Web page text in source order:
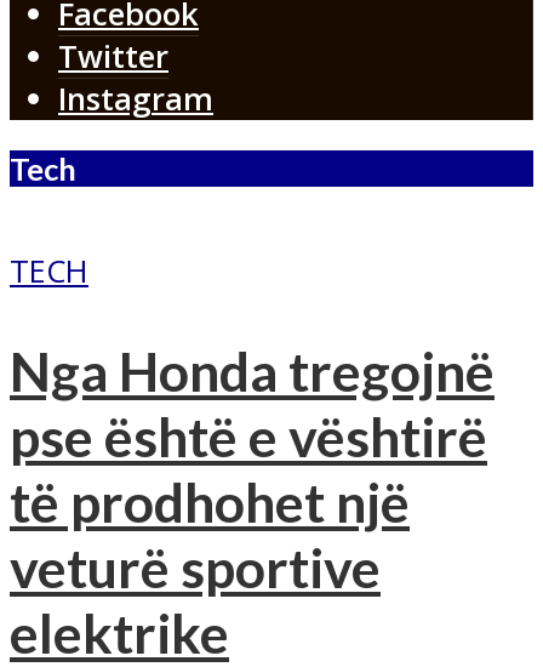
Facebook
Twitter
Instagram
Tech
TECH
Nga Honda tregojnë
pse është e vështirë
të prodhohet një
veturë sportive
elektrike